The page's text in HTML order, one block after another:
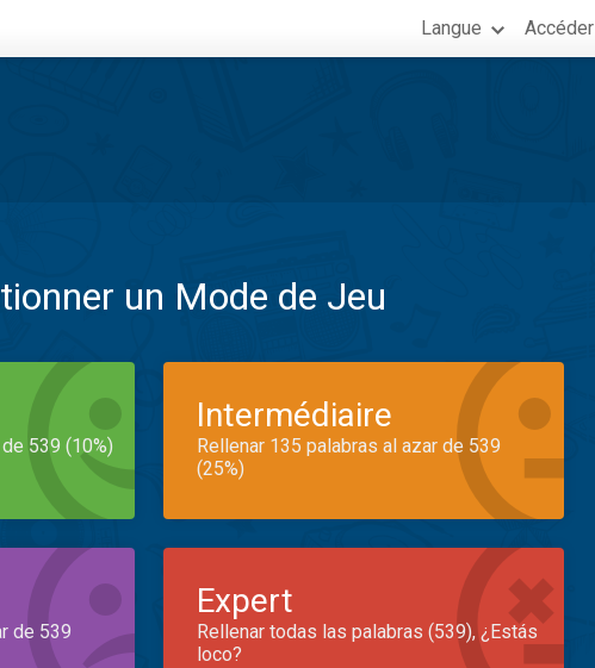
Langue Accéder
un Mode de Jeu
539 (10%)
Intermédiaire
Rellenar 135 palabras al azar de 539
(25%)
de 539
Expert
Rellenar todas las palabras (539), ¿Estás
loco?